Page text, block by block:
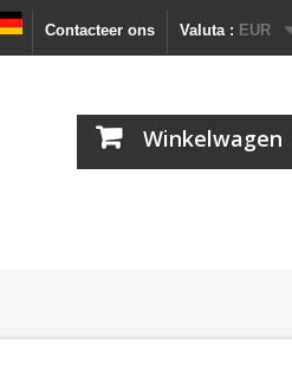
Valuta : EUR
Contacteer ons
Winkelwagen